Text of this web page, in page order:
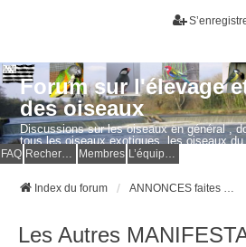
Forum sur l'élevage
des oiseaux
Discussions sur les oiseaux en général ,
tous les oiseaux exotiques, les oiseaux
Questions, photos, expériences.
FAQ Membres
Index du forum
Les Autres